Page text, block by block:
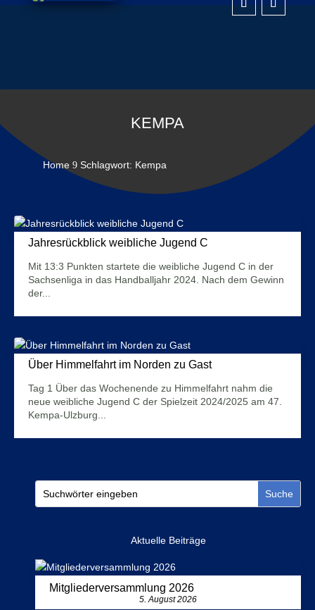
KEMPA
Home 9 Schlagwort: Kempa
Jahresrückblick weibliche Jugend C
Mit 13:3 Punkten startete die weibliche Jugend C in der
Sachsenliga in das Handballjahr 2024. Nach dem Gewinn
der...
Über Himmelfahrt im Norden zu Gast
Tag 1 Über das Wochenende zu Himmelfahrt nahm die
neue weibliche Jugend C der Spielzeit 2024/2025 am 47.
Kempa-Ulzburg...
Aktuelle Beiträge
Mitgliederversammlung 2026
5. August 2026